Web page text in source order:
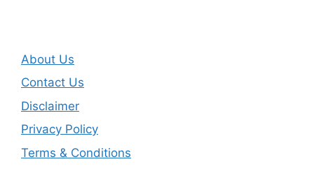
About Us
Contact Us
Disclaimer
Privacy Policy
Terms & Conditions